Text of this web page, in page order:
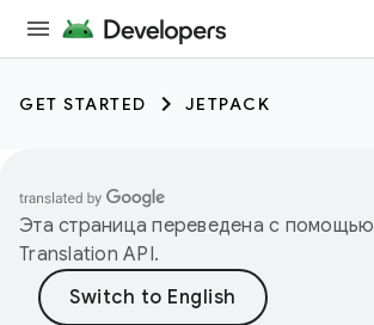
GET STARTED JETPACK
Эта страница переведена с помощью
Translation API.